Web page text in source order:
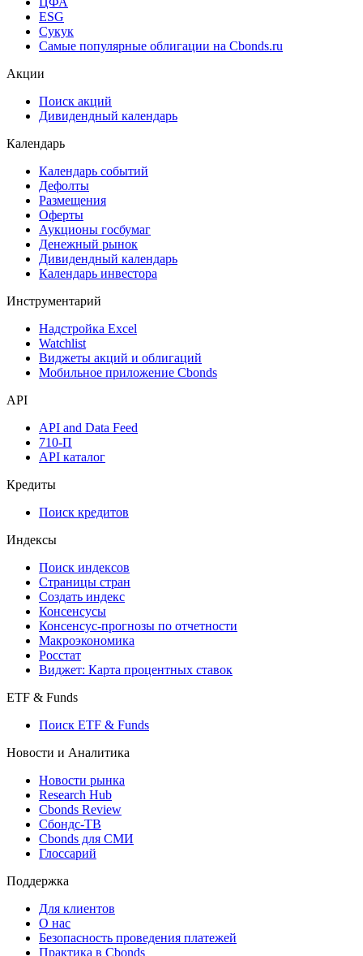
Cbonds Awards
Cbonds Pages
Ломбардные списки
ESG
Самые популярные облигации на Cbonds.ru
Дивидендный календарь
Календарь
Календарь событий
Дефолты
Размещения
Оферты
Аукционы госбумаг
Денежный рынок
Календарь инвестора
Инструментарий
Надстройка Excel
Мобильное приложение Cbonds
API
API and Data Feed
API каталог
Кредиты
Поиск кредитов
Индексы
Поиск индексов
Страницы стран
Создать индекс
Консенсусы
Консенсус-прогнозы по отчетности
Макроэкономика
Виджет: Карта процентных ставок
ETF & Funds
Поиск ETF & Funds
Новости и Аналитика
Новости рынка
Research Hub
Cbonds Review
Сбондс-ТВ
Глоссарий
Поддержка